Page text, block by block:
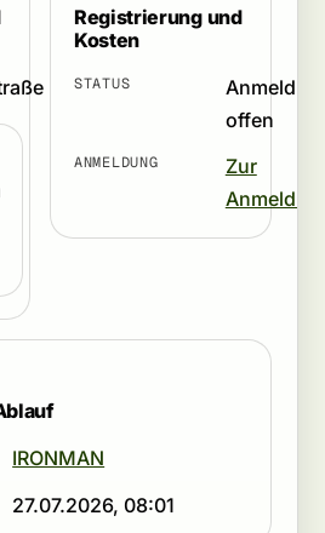
Registrierung und
Kosten
STATUS
offen
ANMELDUNG
Zur
IRONMAN
27.07.2026, 08:01